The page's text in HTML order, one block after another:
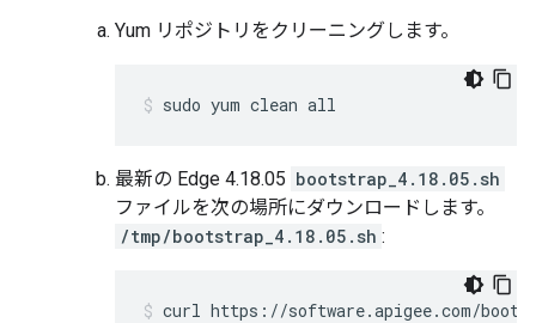
Yum リポジトリをクリーニングします。
sudo yum clean all
最新の Edge 4.18.05 bootstrap_4.18.05.sh
ファイルを次の場所にダウンロードします。
/tmp/bootstrap_4.18.05.sh :
curl https://software.apigee.com/